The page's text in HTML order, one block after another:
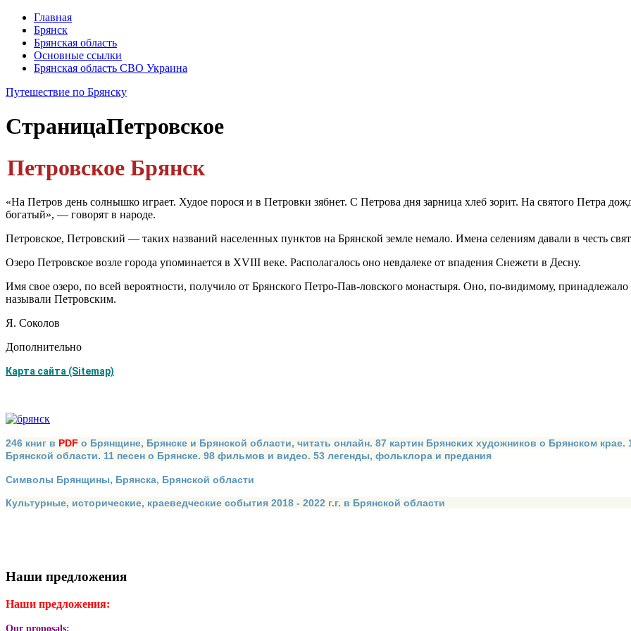
Главная
Брянск
Брянская область
Основные ссылки
Брянская область СВО Украина
Путешествие по Брянску
СтраницаПетровское
Петровское Брянск
«На Петров день солнышко играет. Худое порося и в Петровки зябнет. С Пет­рова дня зарница хлеб зорит. На святого Петра
богатый», — говорят в народе.
Петровское, Петровский — таких названий населенных пунктов на Брянс­кой земле немало. Имена селениям давали в честь
Озеро Петровское возле города упоминается в XVIII веке. Располагалось оно невдалеке от впадения Снежети в Десну.
Имя свое озеро, по всей вероятности, получило от Брянского Петро-Пав-ловского монастыря. Оно, по-видимому,
называли Петровским.
Я. Соколов
Дополнительно
Карта сайта (Sitemap)
246 книг в PDF о Брянщине, Брянске и Брянской области, читать онлайн. 87 картин Брянских художников о Брянском
Брянской области. 11 песен о Брянске. 98 фильмов и видео. 53 легенды, фольклора и предания
Символы Брянщины, Брянска, Брянской области
Культурные, исторические, краеведческие события 2018 - 2022 г.г. в Брянской области
Наши предложения
Наши предложения:
Our proposals: